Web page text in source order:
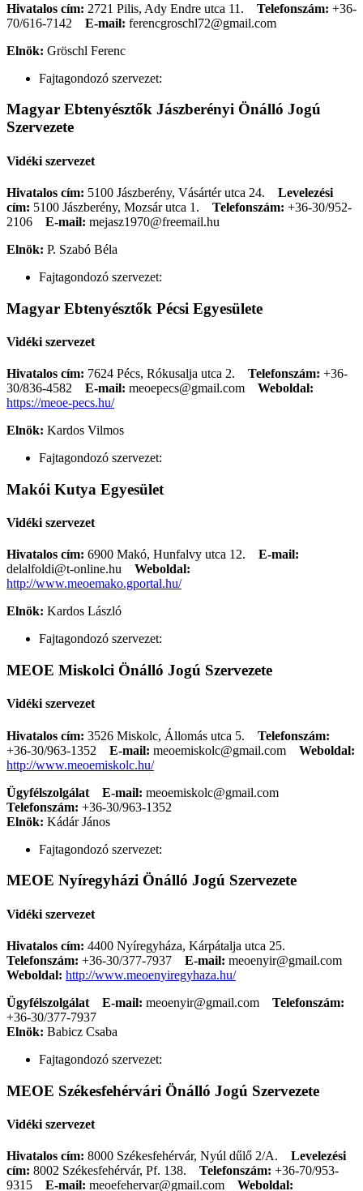
Hivatalos cím: 2721 Pilis, Ady Endre utca 11. Telefonszám: +36-
70/616-7142
E-mail: ferencgroschl72@gmail.com
Elnök: Gröschl Ferenc
Fajtagondozó szervezet:
Magyar Ebtenyésztők Jászberényi Önálló Jogú
Szervezete
Vidéki szervezet
Hivatalos cím: 5100 Jászberény, Vásártér utca 24. Levelezési
cím: 5100 Jászberény, Mozsár utca 1. Telefonszám: +36-30/952-
2106
E-mail: mejasz1970@freemail.hu
Elnök: P. Szabó Béla
Fajtagondozó szervezet:
Magyar Ebtenyésztők Pécsi Egyesülete
Vidéki szervezet
Hivatalos cím: 7624 Pécs, Rókusalja utca 2. Telefonszám: +36-
30/836-4582
E-mail: meoepecs@gmail.com
Weboldal:
https://meoe-pecs.hu/
Elnök: Kardos Vilmos
Fajtagondozó szervezet:
Makói Kutya Egyesület
Vidéki szervezet
Hivatalos cím: 6900 Makó, Hunfalvy utca 12. E-mail:
delalfoldi@t-online.hu
Weboldal:
http://www.meoemako.gportal.hu/
Elnök: Kardos László
Fajtagondozó szervezet:
MEOE Miskolci Önálló Jogú Szervezete
Vidéki szervezet
Hivatalos cím: 3526 Miskolc, Állomás utca 5. Telefonszám:
+36-30/963-1352
E-mail: meoemiskolc@gmail.com
Weboldal:
http://www.meoemiskolc.hu/
Ügyfélszolgálat
E-mail: meoemiskolc@gmail.com
Telefonszám: +36-30/963-1352
Elnök: Kádár János
Fajtagondozó szervezet:
MEOE Nyíregyházi Önálló Jogú Szervezete
Vidéki szervezet
Hivatalos cím: 4400 Nyíregyháza, Kárpátalja utca 25.
Telefonszám: +36-30/377-7937 E-mail: meoenyir@gmail.com
Weboldal: http://www.meoenyiregyhaza.hu/
Ügyfélszolgálat
E-mail: meoenyir@gmail.com
Telefonszám:
+36-30/377-7937
Elnök: Babicz Csaba
Fajtagondozó szervezet:
MEOE Székesfehérvári Önálló Jogú Szervezete
Vidéki szervezet
Hivatalos cím: 8000 Székesfehérvár, Nyúl dűlő 2/A. Levelezési
cím: 8002 Székesfehérvár, Pf. 138. Telefonszám: +36-70/953-
9315
E-mail: meoefehervar@gmail.com Weboldal: